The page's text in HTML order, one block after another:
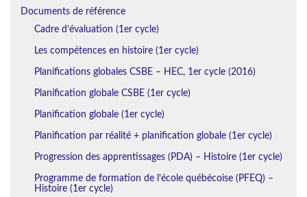
Documents de référence
Cadre d’évaluation (1er cycle)
Les compétences en histoire (1er cycle)
Planifications globales CSBE – HEC, 1er cycle (2016)
Planification globale CSBE (1er cycle)
Planification globale (1er cycle)
Planification par réalité + planification globale (1er cycle)
Progression des apprentissages (PDA) – Histoire (1er cycle)
Programme de formation de l’école québécoise (PFEQ) –
Histoire (1er cycle)